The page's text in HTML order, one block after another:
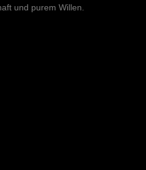
und purem Willen.